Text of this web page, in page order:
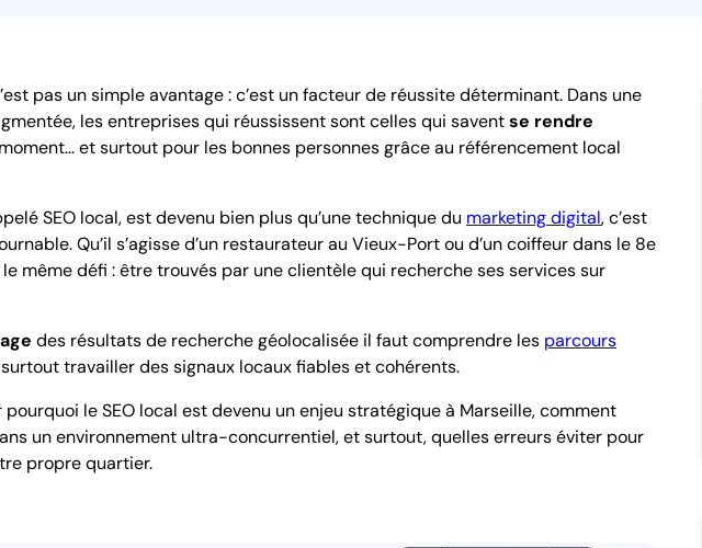
pas un simple avantage : c’est un facteur de réussite déterminant. Dans une
les entreprises qui réussissent sont celles qui saventse rendre
et surtout pour les bonnes personnes grâce au référencement local
SEO local, est devenu bien plus qu’une technique du marketing digital, c’est
Qu’il s’agisse d’un restaurateur au Vieux-Port ou d’un coiffeur dans le 8e
même défi : être trouvés par une clientèle qui recherche sesservicessur
des résultats de recherchegéolocalisée il faut comprendre les parcours
travailler des signaux locaux fiables et cohérents.
le SEO local est devenu un enjeu stratégique à Marseille, comment
un environnement ultra-concurrentiel, et surtout, quelles erreurs éviter pour
propre quartier.